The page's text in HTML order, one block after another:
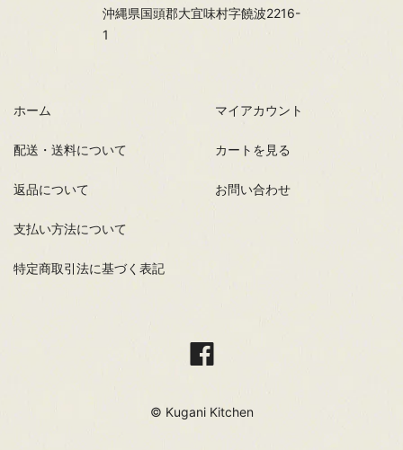
沖縄県国頭郡大宜味村字饒波2216-
1
ホーム
配送・送料について
返品について
支払い方法について
特定商取引法に基づく表記
マイアカウント
カートを見る
お問い合わせ
© Kugani Kitchen